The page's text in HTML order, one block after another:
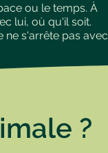
ou le temps. À
lui, où qu'il soit.
ne s'arrête pas avec
?